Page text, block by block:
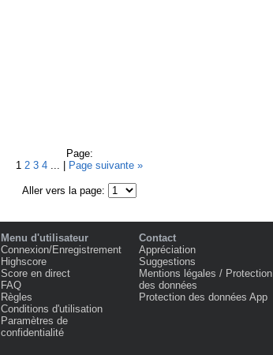
Page:
1 2 3 4 ... | Page suivante »
Aller vers la page:
Menu d'utilisateur
Connexion/Enregistrement
Highscore
Score en direct
FAQ
Règles
Conditions d'utilisation
Paramètres de
confidentialité
Contact
Appréciation
Suggestions
Mentions légales / Protection
des données
Protection des données App